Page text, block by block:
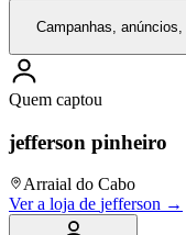
Campanhas,
Quem captou
jefferson pinheiro
Arraial do Cabo
Ver a loja de jefferson →